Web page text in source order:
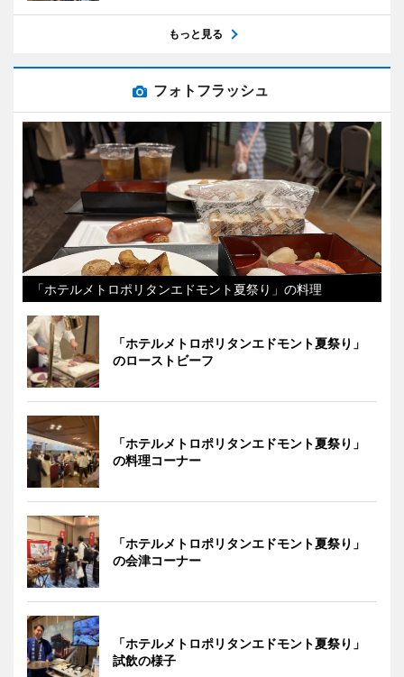
もっと見る
フォトフラッシュ
「ホテルメトロポリタンエドモント夏祭り」の料理
「ホテルメトロポリタンエドモント夏祭り」
のローストビーフ
「ホテルメトロポリタンエドモント夏祭り」
の料理コーナー
「ホテルメトロポリタンエドモント夏祭り」
の会津コーナー
「ホテルメトロポリタンエドモント夏祭り」
試飲の様子